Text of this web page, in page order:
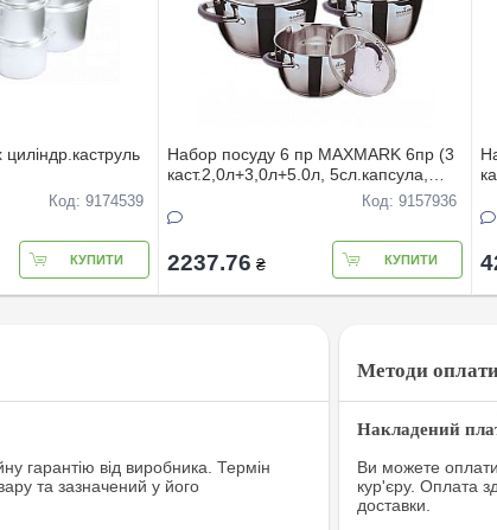
Код: 9174539
КУПИТИ
Набор посуду 6 пр MAXMARK 6пр (3
каст.2,0л+3,0л+5.0л, 5сл.капсула,
мірна шкала,зi зливом )MK- VS5606G
Код: 9157936
2237.76 ₴ КУПИТИ
гарантію від виробника. Термін
та зазначений у його
Методи
Накладений
Ви можете
кур'єру. Оплата
доставки.